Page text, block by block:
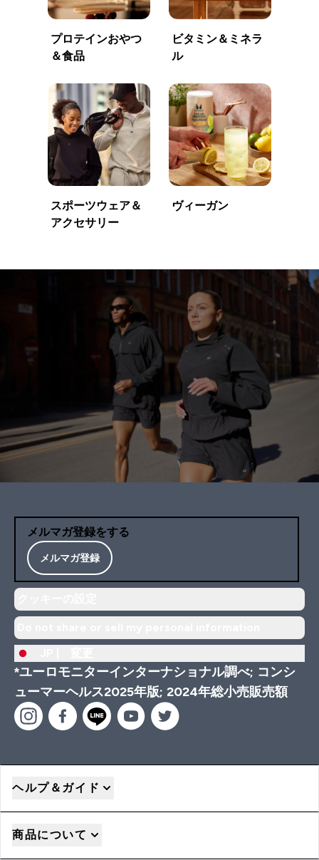
プロテインおやつ
＆食品
ビタミン＆ミネラ
ル
スポーツウェア＆
アクセサリー
ヴィーガン
メルマガ登録をする
メルマガ登録
*ユーロモニターインターナショナル調べ; コンシ
ューマーヘルス2025年版; 2024年総小売販売額
ヘルプ＆ガイド
商品について